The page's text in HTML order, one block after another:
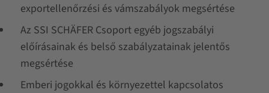
exportellenőrzési és vámszabályok megsértése
Az SSI SCHÄFER Csoport egyéb jogszabályi
előírásainak és belső szabályzatainak jelentős
megsértése
Emberi jogokkal és környezettel kapcsolatos